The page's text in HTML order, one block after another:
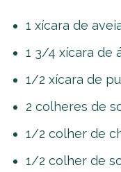
1 xícara de
1 3/4 xícara de
1/2 xícara de
2 colheres de
1/2 colher de
1/2 colher de